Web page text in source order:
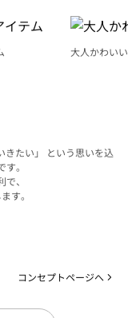
大人かわい
きたい」 という思いを込
。
、
す。
コンセプトページへ